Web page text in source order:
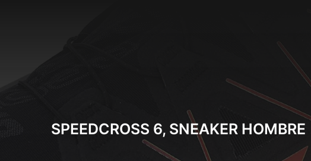
SPEEDCROSS 6, SNEAKER HOMBRE